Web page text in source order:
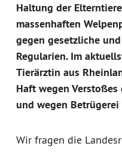
Haltung der
massenhaften
gegen gesetzliche
Regularien. Im
Tierärztin aus
Haft wegen
und wegen
Wir fragen die